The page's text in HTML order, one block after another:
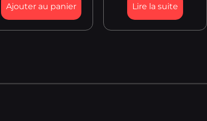
Ajouter au panier Lire la suite